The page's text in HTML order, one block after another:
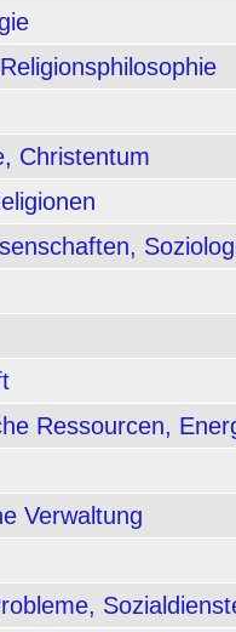
Christentum
Ressourcen,
Verwaltung